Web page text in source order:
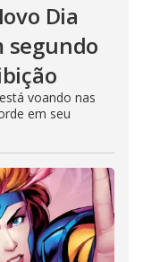
Dia
segundo
voando nas
em seu